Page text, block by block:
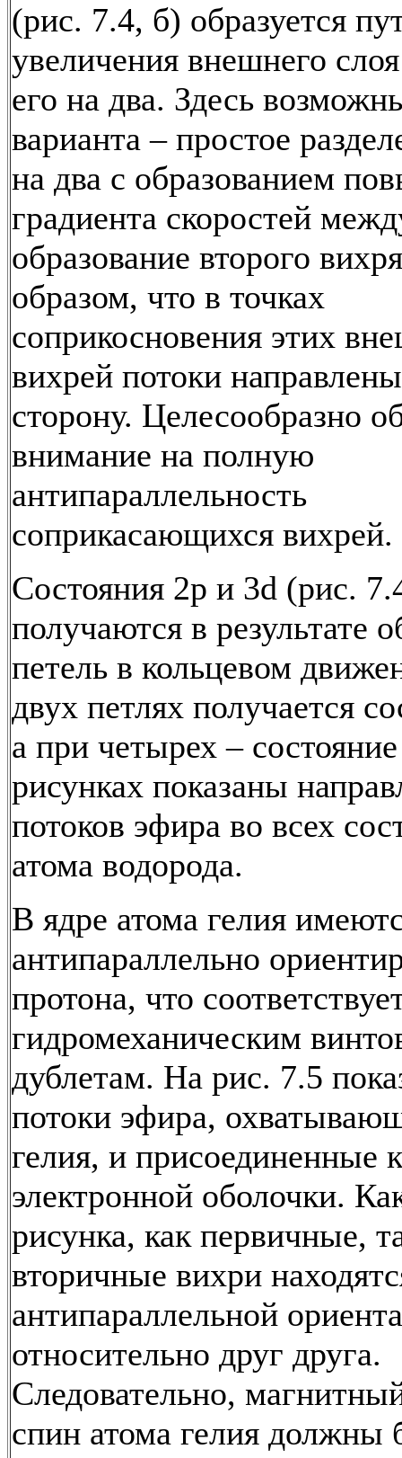
(рис. 7.4, б) образуется
увеличения внешнего
его на два. Здесь
варианта – простое
на два с образованием
градиента скоростей
образование второго
образом, что в точках
соприкосновения этих
вихрей потоки
сторону. Целесообразно
внимание на полную
антипараллельность
соприкасающихся вихрей.
Состояния 2p и 3d (рис.
получаются в результате
петель в кольцевом
двух петлях получается
а при четырех –
рисунках показаны
потоков эфира во всех
атома водорода.
В ядре атома гелия
антипараллельно
протона, что
гидромеханическим
дублетам. На рис. 7.5
потоки эфира,
гелия, и присоединенные
электронной оболочки.
рисунка, как первичные,
вторичные вихри
антипараллельной
относительно друг друга.
Следовательно,
спин атома гелия должны